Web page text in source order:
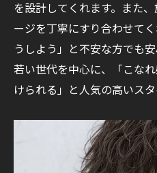
を設計してくれます。また
ージを丁寧にすり合わせて
うしよう」と不安な方でも
若い世代を中心に、「こな
けられる」と人気の高いスタ